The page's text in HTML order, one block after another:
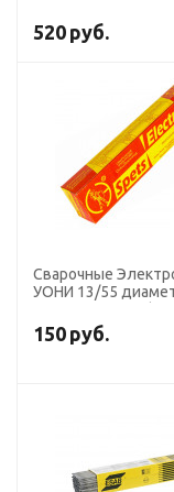
520 руб.
Сварочные
УОНИ 13/55 диаметр
пост. ток, основной),
СпецЭлектрод, для
150 руб.